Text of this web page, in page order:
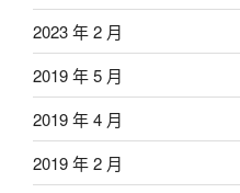
2023 年 2 月
2019 年 5 月
2019 年 4 月
2019 年 2 月